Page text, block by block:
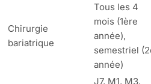
Chirurgie
bariatrique
Tous les 4
mois (1ère
année),
semestriel
année)
J7, M1, M3,